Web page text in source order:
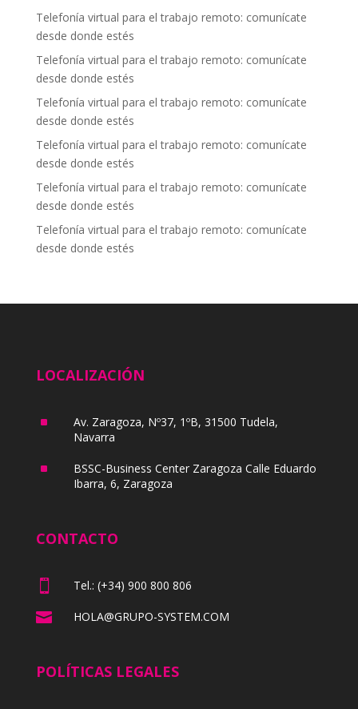
Telefonía virtual para el trabajo remoto: comunícate
desde donde estés
Telefonía virtual para el trabajo remoto: comunícate
desde donde estés
Telefonía virtual para el trabajo remoto: comunícate
desde donde estés
Telefonía virtual para el trabajo remoto: comunícate
desde donde estés
Telefonía virtual para el trabajo remoto: comunícate
desde donde estés
Telefonía virtual para el trabajo remoto: comunícate
desde donde estés
LOCALIZACIÓN
^
Av. Zaragoza, Nº37, 1ºB, 31500 Tudela,
Navarra
^
BSSC-Business Center Zaragoza Calle Eduardo
Ibarra, 6, Zaragoza
CONTACTO
 Tel.: (+34) 900 800 806
 HOLA@GRUPO-SYSTEM.COM
POLÍTICAS LEGALES